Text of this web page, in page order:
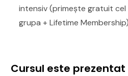
intensiv (primește gratuit
grupa + Lifetime Membership)
Cursul este prezentat